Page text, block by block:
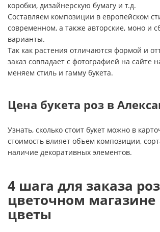
коробки, дизайнерскую бумагу и т.д.
Составляем композиции в европейском
современном, а также авторские, моно и
варианты.
Так как растения отличаются формой и
заказ совпадает с фотографией на сайте
меняем стиль и гамму букета.
Цена букета роз в
Узнать, сколько стоит букет можно в
стоимость влияет объем композиции,
наличие декоративных элементов.
4 шага для заказа
цветочном магазине
цветы